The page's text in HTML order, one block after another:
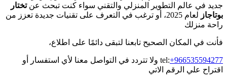
جديد في عالم التطوير المنزلي والتقني سواء كنت تبحث عنتختار
بوتاجاز
لعام 2025، أو ترغب في التعرف على تقنيات جديدة تعزز من
راحة منزلك
فأنت في المكان الصحيح تابعنا لتبقى دائمًا على اطلاع،
tel:+966535594277
ولا تتردد في التواصل معنا لأي استفسار أو
اقتراح علي الرقم الاتي